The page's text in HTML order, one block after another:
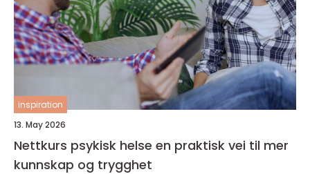
inspiration
13. May 2026
Nettkurs psykisk helse en praktisk vei til mer
kunnskap og trygghet